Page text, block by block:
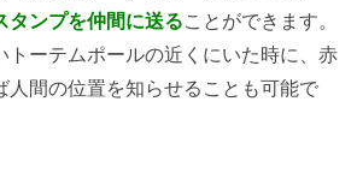
タンプを仲間に送ることができます。
トーテムポールの近くにいた時に、赤
人間の位置を知らせることも可能で